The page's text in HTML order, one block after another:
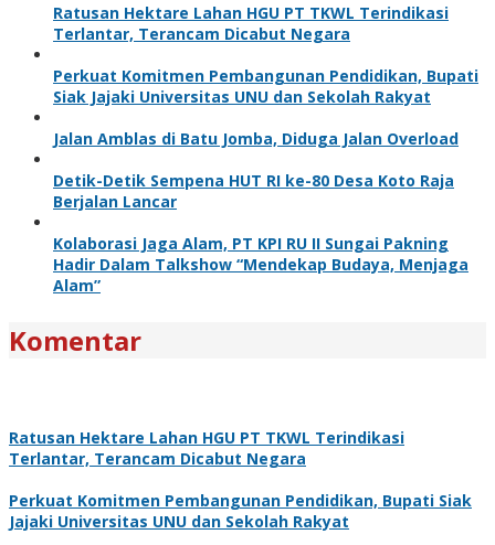
Ratusan Hektare Lahan HGU PT TKWL Terindikasi
Terlantar, Terancam Dicabut Negara
Perkuat Komitmen Pembangunan Pendidikan, Bupati
Siak Jajaki Universitas UNU dan Sekolah Rakyat
Jalan Amblas di Batu Jomba, Diduga Jalan Overload
Detik-Detik Sempena HUT RI ke-80 Desa Koto Raja
Berjalan Lancar
Kolaborasi Jaga Alam, PT KPI RU II Sungai Pakning
Hadir Dalam Talkshow “Mendekap Budaya, Menjaga
Alam”
Komentar
Ratusan Hektare Lahan HGU PT TKWL Terindikasi
Terlantar, Terancam Dicabut Negara
Perkuat Komitmen Pembangunan Pendidikan, Bupati Siak
Jajaki Universitas UNU dan Sekolah Rakyat